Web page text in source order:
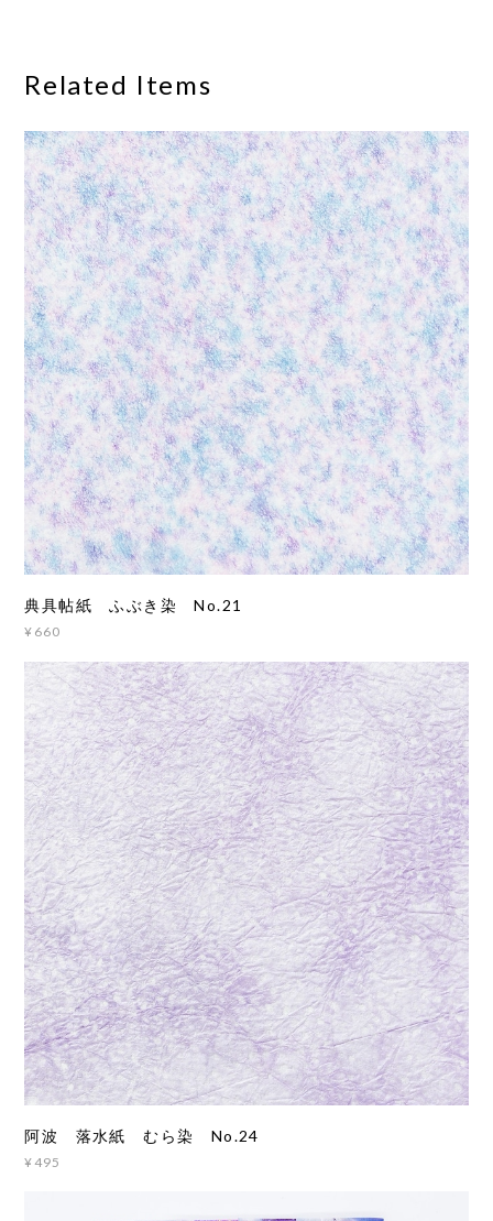
Related Items
典具帖紙 ふぶき染 No.21
¥660
阿波 落水紙 むら染 No.24
¥495